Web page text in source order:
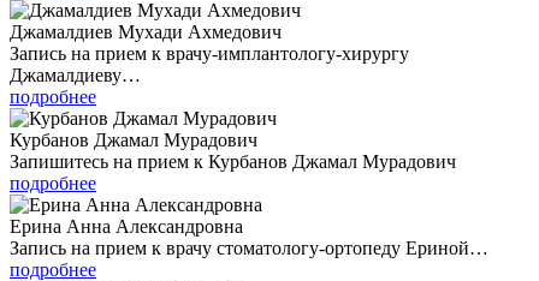
Джамалдиев Мухади Ахмедович
Запись на прием к врачу-имплантологу-хирургу
Джамалдиеву…
подробнее
Курбанов Джамал Мурадович
Запишитесь на прием к Курбанов Джамал Мурадович
подробнее
Ерина Анна Александровна
Запись на прием к врачу стоматологу-ортопеду Ериной…
подробнее